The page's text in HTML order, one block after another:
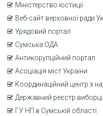
Міністерство юстиції
Веб-сайт верховної ради
Урядовий портал
Сумська ОДА
Антикорупційний портал
Асоціація міст України
Координаційний центр з
Державний реєстр
ГУ НП в Сумській області